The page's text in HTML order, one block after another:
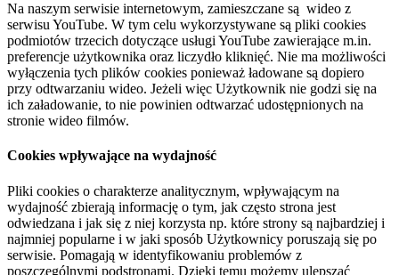
Na naszym serwisie internetowym, zamieszczane są wideo z
serwisu YouTube. W tym celu wykorzystywane są pliki cookies
podmiotów trzecich dotyczące usługi YouTube zawierające m.in.
preferencje użytkownika oraz liczydło kliknięć. Nie ma możliwości
wyłączenia tych plików cookies ponieważ ładowane są dopiero
przy odtwarzaniu wideo. Jeżeli więc Użytkownik nie godzi się na
ich załadowanie, to nie powinien odtwarzać udostępnionych na
stronie wideo filmów.
Cookies wpływające na wydajność
Pliki cookies o charakterze analitycznym, wpływającym na
wydajność zbierają informację o tym, jak często strona jest
odwiedzana i jak się z niej korzysta np. które strony są najbardziej i
najmniej popularne i w jaki sposób Użytkownicy poruszają się po
serwisie. Pomagają w identyfikowaniu problemów z
poszczególnymi podstronami. Dzięki temu możemy ulepszać